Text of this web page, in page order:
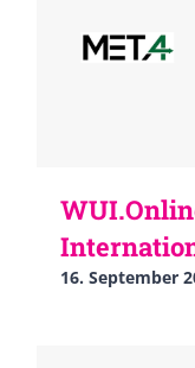
16. September